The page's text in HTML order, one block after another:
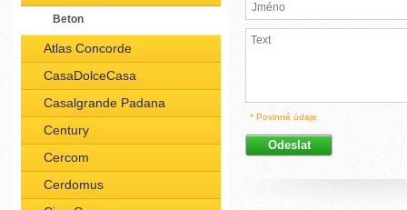
Beton
Atlas Concorde
CasaDolceCasa
Casalgrande Padana
Century
Cercom
Cerdomus
* Povinné údaje